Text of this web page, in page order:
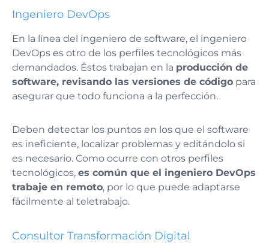
Ingeniero DevOps
En la línea del ingeniero de software, el ingeniero
DevOps es otro de los perfiles tecnológicos más
demandados. Éstos trabajan en la producción de
software, revisando las versiones de código para
asegurar que todo funciona a la perfección.
Deben detectar los puntos en los que el software
es ineficiente, localizar problemas y editándolo si
es necesario. Como ocurre con otros perfiles
tecnológicos, es común que el ingeniero DevOps
trabaje en remoto, por lo que puede adaptarse
fácilmente al teletrabajo.
Consultor Transformación Digital